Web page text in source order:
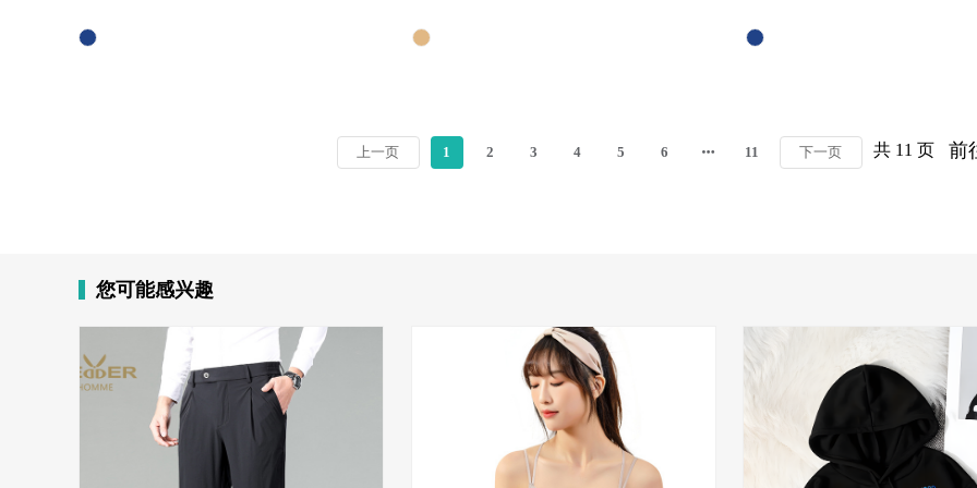
上一页 1 2 3 4 5 6 11 下一页 共 11 页 前
您可能感兴趣